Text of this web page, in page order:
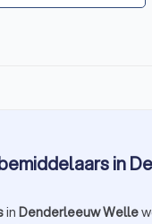
in
in Denderleeuw Welle